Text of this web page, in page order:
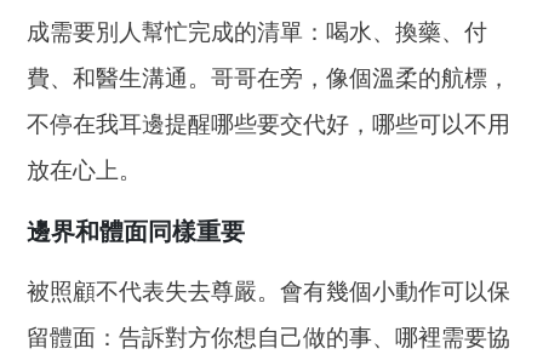
成需要別人幫忙完成的清單：喝水、換藥、付
費、和醫生溝通。哥哥在旁，像個溫柔的航標，
不停在我耳邊提醒哪些要交代好，哪些可以不用
放在心上。
邊界和體面同樣重要
被照顧不代表失去尊嚴。會有幾個小動作可以保
留體面：告訴對方你想自己做的事、哪裡需要協